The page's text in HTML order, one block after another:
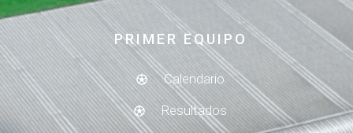
PRIMER EQUIPO
Calendario
Resultados